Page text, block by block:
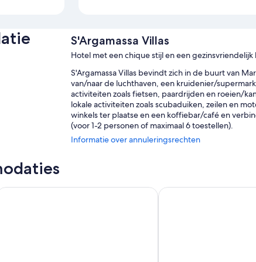
S'Argamassa Villas
Hotel met een chique stijl en een
S'Argamassa Villas bevindt zich in de buurt van
van/naar de luchthaven, een kruidenier/
activiteiten zoals fietsen, paardrijden en roeien/
lokale activiteiten zoals scubaduiken, zeilen en
winkels ter plaatse en een koffiebar/café en
(voor 1-2 personen of maximaal 6 toestellen).
Overige voordelen zijn o.a.:
Een limousine- of autoservice, fietsverhuur en
Informatie over annuleringsrechten
Fenicia Prestige Suites & Spa Hotel Tres Torres